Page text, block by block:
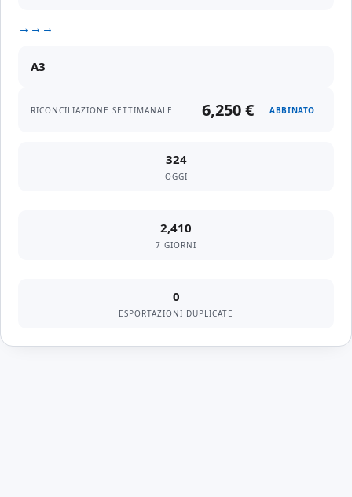
→→→
A3
RICONCILIAZIONE SETTIMANALE 6,250 € ABBINATO
324
OGGI
2,410
7 GIORNI
0
ESPORTAZIONI DUPLICATE